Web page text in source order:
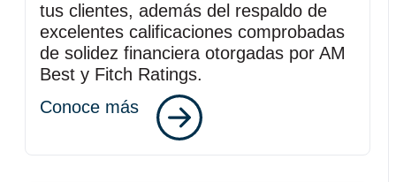
tus clientes, además del respaldo de
excelentes calificaciones comprobadas
de solidez financiera otorgadas por AM
Best y Fitch Ratings.
Conoce más